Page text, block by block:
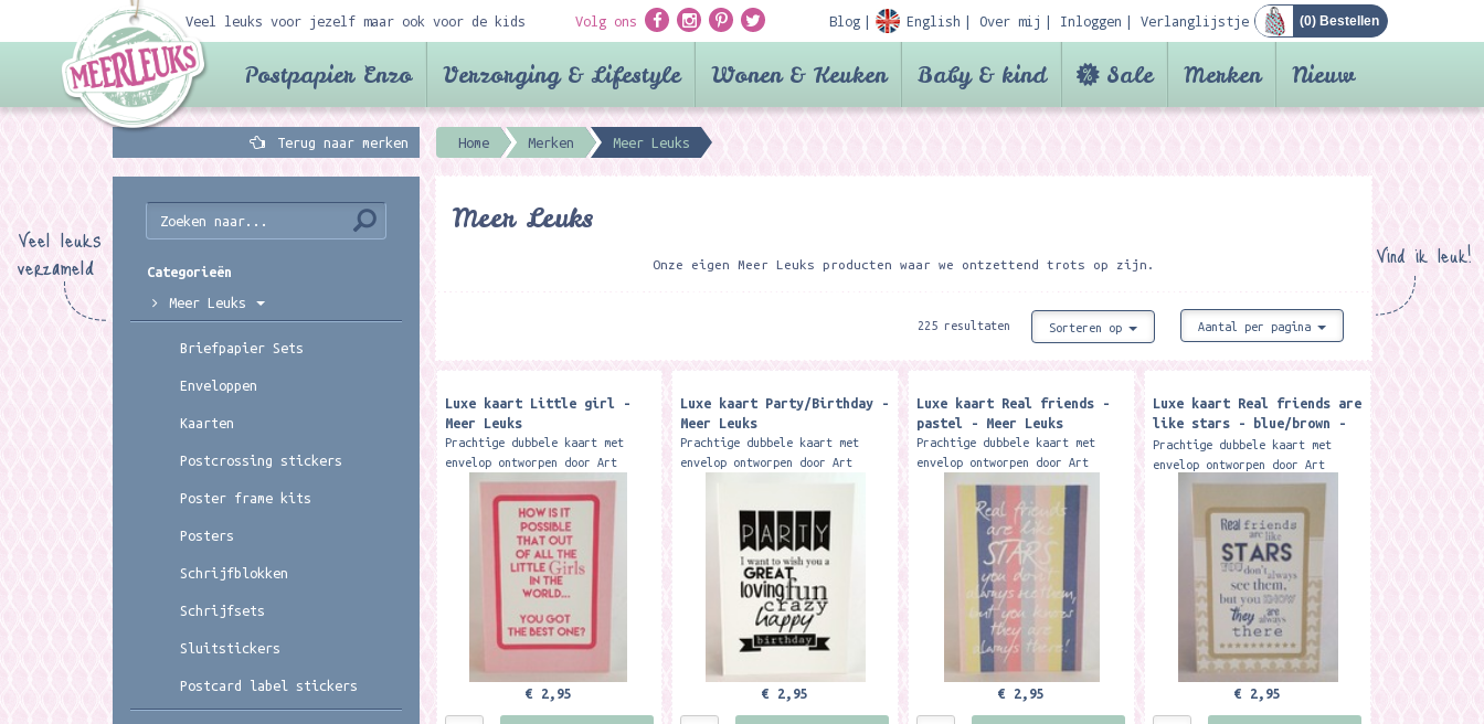
Veel leuks voor jezelf maar ook voor de kids Volg ons Blog English Over mij Inloggen Verlanglijstje (0) Bestellen
Postpapier Enzo Verzorging & Lifestyle Wonen & Keuken Baby & kind Sale Merken Nieuw
Terug naar merken Home Merken Meer Leuks
Vind ik leuk!
Meer Leuks
Onze eigen Meer Leuks producten waar we ontzettend trots op zijn.
225 resultaten Sorteren op Aantal per pagina
Luxe kaart Little girl -
Meer Leuks
Prachtige dubbele kaart met
envelop ontworpen door Art
studio funk design. Deze
geboortekaart is exclusief
verkrijgbaar bij Meer Leuks....
€ 2,95
Luxe kaart Party/Birthday -
Meer Leuks
Prachtige dubbele kaart met
envelop ontworpen door Art
verkrijgbaar bij Meer Leuks....
€ 2,95
Luxe kaart Real friends -
pastel - Meer Leuks
Prachtige dubbele kaart met
envelop ontworpen door Art
studio funk design. Deze
wenskaart is exclusief
verkrijgbaar bij Meer Leuks....
€ 2,95
Luxe kaart Real friends are
like stars - blue/brown -
Meer Leuks
Prachtige dubbele kaart met
envelop ontworpen door Art
studio funk design. Deze
wenskaart is exclusief
verkrijgbaar bij Meer Leuks....
€ 2,95
Veel leuks
verzameld
Categorieën
Meer Leuks
Briefpapier Sets
Enveloppen
Kaarten
Postcrossing stickers
Poster frame kits
Posters
Schrijfblokken
Schrijfsets
Sluitstickers
Postcard label stickers